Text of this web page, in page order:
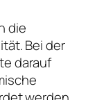
die
Bei der
darauf